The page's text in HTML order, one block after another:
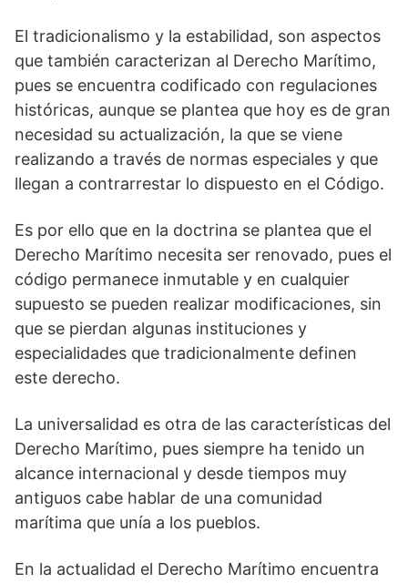
El tradicionalismo y la estabilidad, son aspectos
que también caracterizan al Derecho Marítimo,
pues se encuentra codificado con regulaciones
históricas, aunque se plantea que hoy es de gran
necesidad su actualización, la que se viene
realizando a través de normas especiales y que
llegan a contrarrestar lo dispuesto en el Código.
Es por ello que en la doctrina se plantea que el
Derecho Marítimo necesita ser renovado, pues el
código permanece inmutable y en cualquier
supuesto se pueden realizar modificaciones, sin
que se pierdan algunas instituciones y
especialidades que tradicionalmente definen
este derecho.
La universalidad es otra de las características del
Derecho Marítimo, pues siempre ha tenido un
alcance internacional y desde tiempos muy
antiguos cabe hablar de una comunidad
marítima que unía a los pueblos.
En la actualidad el Derecho Marítimo encuentra